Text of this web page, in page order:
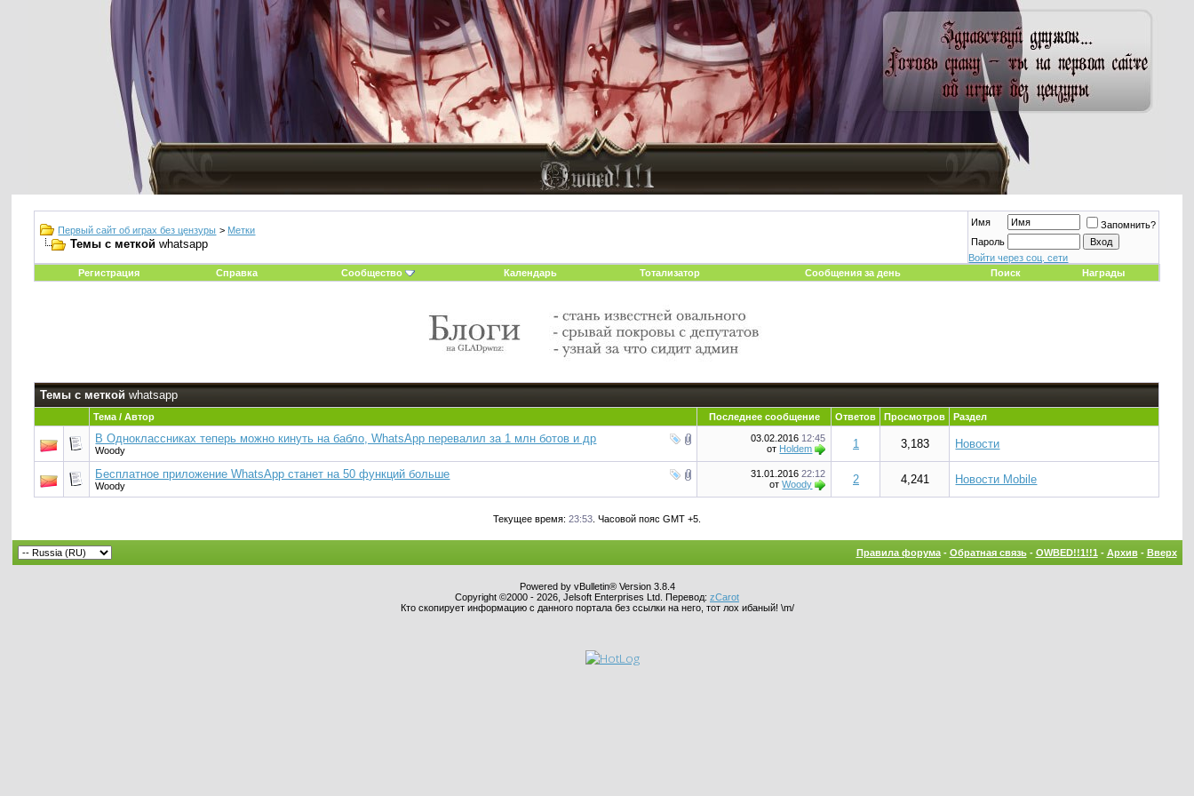
Первый сайт об играх без цензуры > Метки
Темы с меткойwhatsapp
Имя
Запомнить?
Пароль
Войти через соц. сети
Регистрация
Справка Сообщество Календарь Тотализатор Сообщения за день Поиск Награды
Темы с меткойwhatsapp
Тема / Автор Последнее сообщение Ответов Просмотров Раздел
В Одноклассниках теперь можно кинуть на бабло, WhatsApp перевалил за 1 млн ботов и др
Woody
03.02.2016 12:45
от Holdem 1 3,183 Новости
Бесплатное приложение WhatsApp станет на 50 функций больше
Woody
31.01.201622:12
отWoody 2 4,241 Новости Mobile
Текущее время: 23:53. Часовой пояс GMT +5.
Правила форума- Обратная связь- OWBED!!1!!1 - Архив- Вверх
Powered by vBulletin® Version 3.8.4
Copyright ©2000 - 2026, Jelsoft Enterprises Ltd. Перевод: zCarot
Кто скопирует информацию с данного портала без ссылки на него, тот лох ибаный! \m/